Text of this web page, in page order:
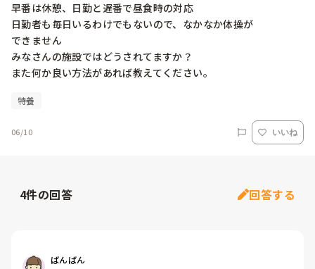
早番は休憩、日勤と遅番で昼食時の対応
日勤者も毎日いるわけでもないので、なかなか体操が
できません
みなさんの施設ではどうされてますか？
また何か良い方法があれば教えてください。
特養
06/10 いいね
4件の回答 回答する
ばんばん